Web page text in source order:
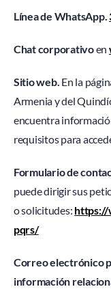
Línea de WhatsApp.
Chat corporativoen
Sitio web. En la
Armenia y del
encuentra
requisitos para
Formulario de
puede dirigir sus
o solicitudes: https://
pqrs/
Correo electrónico
información